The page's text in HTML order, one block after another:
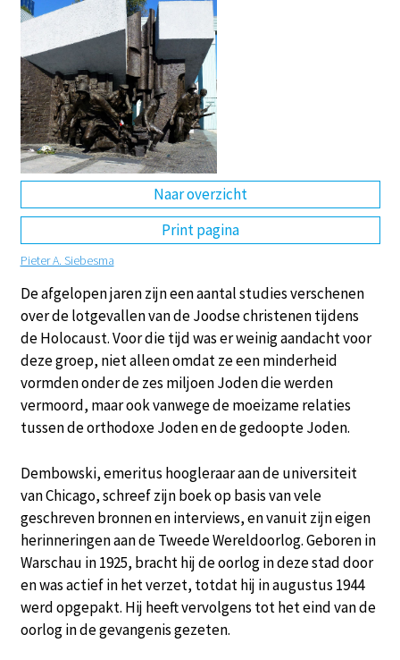
Naar overzicht
Print pagina
Pieter A. Siebesma
De afgelopen jaren zijn een aantal studies verschenen
over de lotgevallen van de Joodse christenen tijdens
de Holocaust. Voor die tijd was er weinig aandacht voor
deze groep, niet alleen omdat ze een minderheid
vormden onder de zes miljoen Joden die werden
vermoord, maar ook vanwege de moeizame relaties
tussen de orthodoxe Joden en de gedoopte Joden.
Dembowski, emeritus hoogleraar aan de universiteit
van Chicago, schreef zijn boek op basis van vele
geschreven bronnen en interviews, en vanuit zijn eigen
herinneringen aan de Tweede Wereldoorlog. Geboren in
Warschau in 1925, bracht hij de oorlog in deze stad door
en was actief in het verzet, totdat hij in augustus 1944
werd opgepakt. Hij heeft vervolgens tot het eind van de
oorlog in de gevangenis gezeten.
DE EN